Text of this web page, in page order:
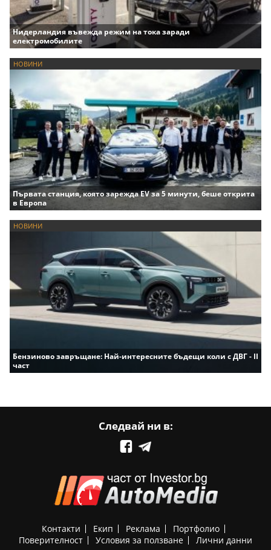
Нидерландия въвежда режим на тока заради
електромобилите
НОВИНИ
Първата станция, която зарежда EV за 5 минути, беше открита
в Европа
НОВИНИ
Бензиново завръщане: Най-интересните бъдещи коли с ДВГ - II
част
Следвай ни в:
Контакти Екип Реклама
Портфолио
Поверителност
Условия за ползване Лични данни